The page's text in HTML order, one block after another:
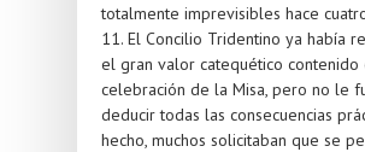
totalmente imprevisibles hace
11. El Concilio Tridentino ya había
el gran valor catequético contenido
celebración de la Misa, pero no le
deducir todas las consecuencias
hecho, muchos solicitaban que se